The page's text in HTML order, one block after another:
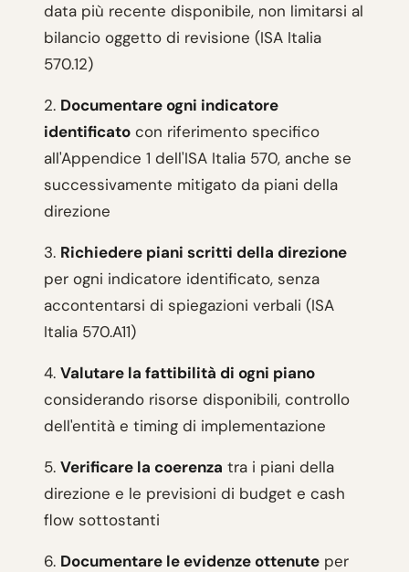
data più recente disponibile, non limitarsi al
bilancio oggetto di revisione (ISA Italia
570.12)
2. Documentare ogni indicatore
identificato con riferimento specifico
all'Appendice 1 dell'ISA Italia 570, anche se
successivamente mitigato da piani della
direzione
3. Richiedere piani scritti della direzione
per ogni indicatore identificato, senza
accontentarsi di spiegazioni verbali (ISA
Italia 570.A11)
4. Valutare la fattibilità di ogni piano
considerando risorse disponibili, controllo
dell'entità e timing di implementazione
5. Verificare la coerenza tra i piani della
direzione e le previsioni di budget e cash
flow sottostanti
6. Documentare le evidenze ottenute per